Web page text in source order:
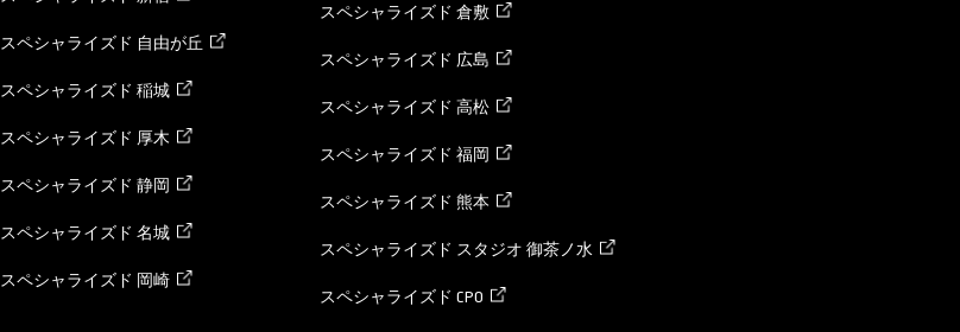
スペシャライズド 自由が丘
スペシャライズド 稲城
スペシャライズド 厚木
スペシャライズド 静岡
スペシャライズド 名城
スペシャライズド 岡崎
スペシャライズド 倉敷
スペシャライズド 広島
スペシャライズド 高松
スペシャライズド 福岡
スペシャライズド 熊本
スペシャライズド スタジオ 御茶ノ水
スペシャライズド CPO